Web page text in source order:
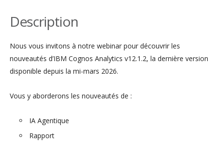
Description
Nous vous invitons à notre webinar pour découvrir les
nouveautés d’IBM Cognos Analytics v12.1.2, la dernière version
disponible depuis la mi-mars 2026.
Vous y aborderons les nouveautés de :
IA Agentique
Rapport